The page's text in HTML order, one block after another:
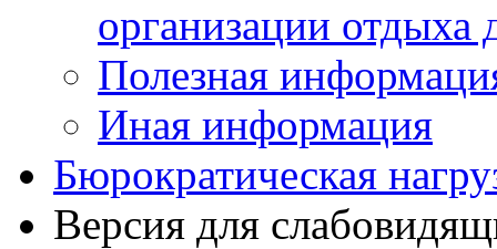
организации отдыха
Полезная
Иная информация
Бюрократическая
Версия для